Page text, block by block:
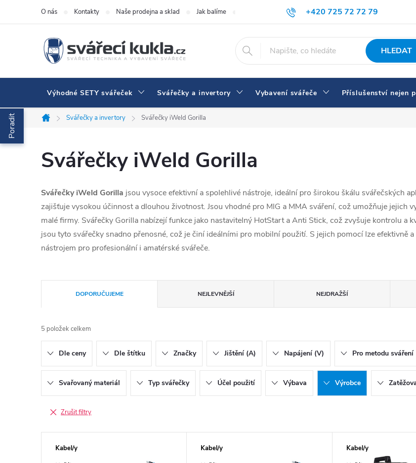
Přejít na obsah +420 725 72 72 79
eshop@svarecikukla.cz
O nás Kontakty Naše prodejna a sklad Jak balíme Doprava a platba Proč nakupovat u nás
HLEDAT
Výhodné SETY svářeček Svářečky a invertory Vybavení svářeče Příslušenství nejen
Domů
Svářečky a invertory Svářečky iWeld Gorilla
Svářečky iWeld Gorilla
Svářečky iWeld Gorilla jsou vysoce efektivní a spolehlivé nástroje, ideální pro širokou škálu svářečských
zajišťuje vysokou účinnost a dlouhou životnost. Jsou vhodné pro MIG a MMA sváření, což umožňuje jejich
malé firmy. Svářečky Gorilla nabízejí funkce jako nastavitelný HotStart a Anti Stick, což zvyšuje kontrolu a
jsou tyto svářečky snadno přenosné, což je činí ideálními pro mobilní použití. S jejich pomocí lze efektivně
nástrojem pro profesionální i amatérské svářeče.
Řazení produktů
DOPORUČUJEME NEJLEVNĚJŠÍ NEJDRAŽŠÍ
5 položek celkem
Dle ceny Dle štítku Značky Jištění (A) Napájení (V) Pro metodu sváření
Svařovaný materiál Typ svářečky Účel použití Výbava Výrobce
Zrušit filtry
Výpis produktů
Kabel/y
Kabel/y
Kabel/y
Poradit